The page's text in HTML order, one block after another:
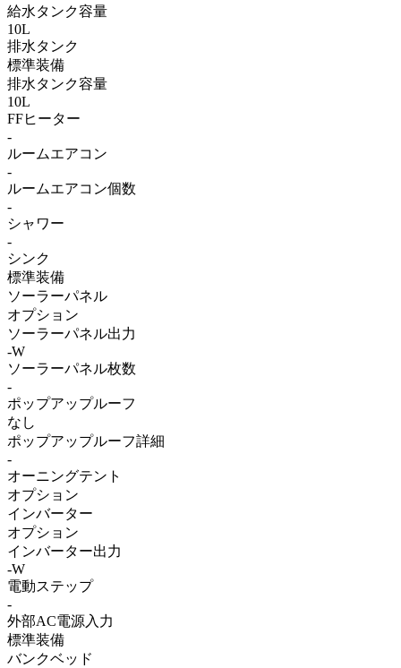
給水タンク容量
10L
排水タンク
標準装備
排水タンク容量
10L
FFヒーター
-
ルームエアコン
-
ルームエアコン個数
-
シャワー
-
シンク
標準装備
ソーラーパネル
オプション
ソーラーパネル出力
-W
ソーラーパネル枚数
-
ポップアップルーフ
なし
ポップアップルーフ詳細
-
オーニングテント
オプション
インバーター
オプション
インバーター出力
-W
電動ステップ
-
外部AC電源入力
標準装備
バンクベッド